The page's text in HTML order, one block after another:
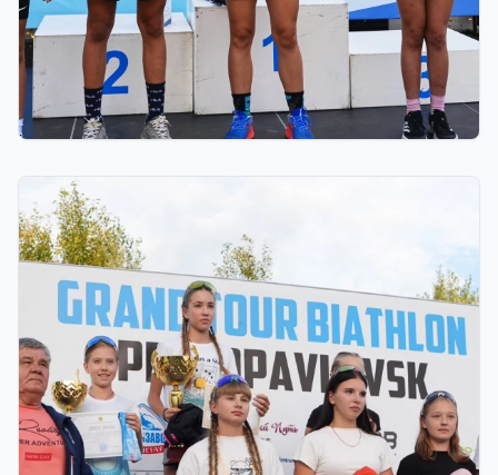
ФИНАЛ: В АСТАНЕ ПРОЙДЕТ
ЗАКЛЮЧИТЕЛЬНЫЙ ЭТАП GRAND TOUR
BIATHLON